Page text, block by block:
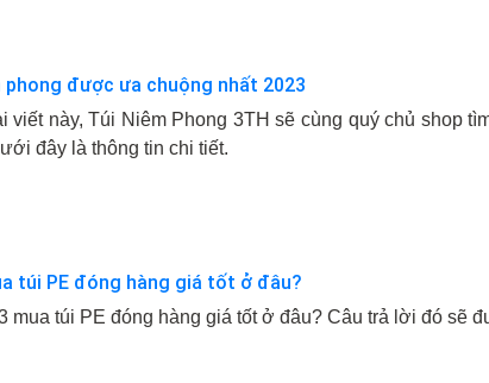
phong được ưa chuộng nhất 2023
viết này, Túi Niêm Phong 3TH sẽ cùng quý chủ shop
đây là thông tin chi tiết.
túi PE đóng hàng giá tốt ở đâu?
mua túi PE đóng hàng giá tốt ở đâu? Câu trả lời đó sẽ